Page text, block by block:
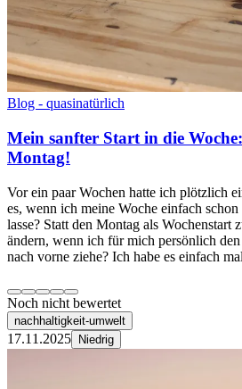
Blog - quasinatürlich
Mein sanfter Start in die
Montag!
Vor ein paar Wochen hatte ich plötzlich
es, wenn ich meine Woche einfach
lasse? Statt den Montag als Wochenstart
ändern, wenn ich für mich persönlich
nach vorne ziehe? Ich habe es einfach
Noch nicht bewertet
nachhaltigkeit-umwelt
17.11.2025 Niedrig